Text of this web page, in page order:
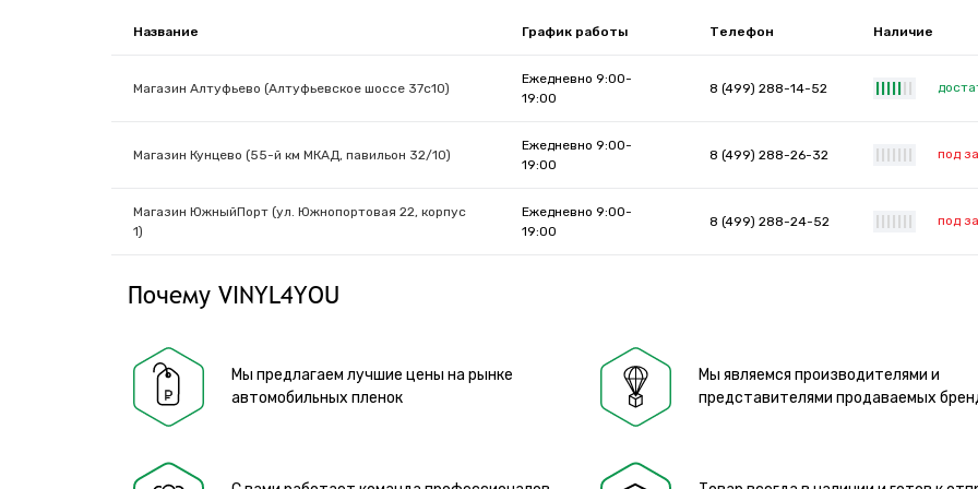
Название График работы Телефон Наличие
Магазин Алтуфьево (Алтуфьевское шоссе 37с10)
Ежедневно 9:00-
19:00
8 (499) 288-14-52
Магазин Кунцево (55-й км МКАД, павильон 32/10)
Ежедневно 9:00-
19:00
8 (499) 288-26-32 под
Магазин ЮжныйПорт (ул. Южнопортовая 22, корпус
1)
Ежедневно 9:00-
19:00
8 (499) 288-24-52 под
Почему VINYL4YOU
Мы предлагаем лучшие цены на рынке
автомобильных пленок
Мы являемся производителями и
представителями продаваемых